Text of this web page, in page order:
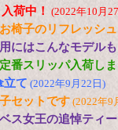
荷中！ (2022年10月
椅子のリフレッシ
にはこんなモデルも
番スリッパ入荷し
立て (2022年9月22日)
セットです (2022年9
ス女王の追悼ティ